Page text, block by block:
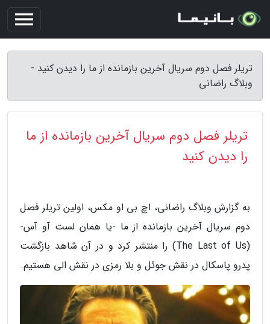
تریلر فصل دوم سریال آخرین بازمانده از ما را دیدن کنید -
وبلاگ راضانی
تریلر فصل دوم سریال آخرین بازمانده از ما
را دیدن کنید
به گزارش وبلاگ راضانی، اچ بی او مکس، اولین تریلر فصل
دوم سریال آخرین بازمانده از ما -یا همان لست آو آس-
(The Last of Us) را منتشر کرد و در آن شاهد بازگشت
پدرو پاسکال در نقش جوئل و بلا رمزی در نقش الی هستیم.